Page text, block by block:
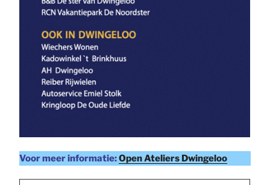
Voor meer informatie:Open Ateliers Dwingeloo